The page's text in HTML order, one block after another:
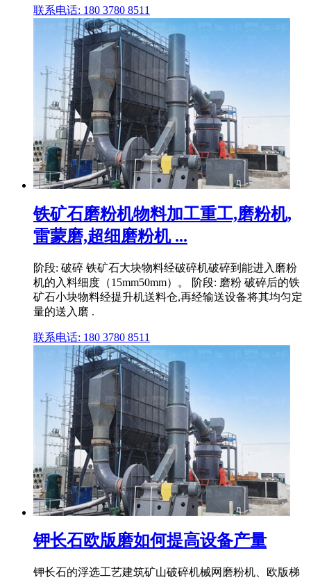
联系电话: 180 3780 8511
铁矿石磨粉机物料加工重工,磨粉机,
雷蒙磨,超细磨粉机 ...
阶段: 破碎 铁矿石大块物料经破碎机破碎到能进入磨粉
机的入料细度（15mm50mm）。 阶段: 磨粉 破碎后的铁
矿石小块物料经提升机送料仓,再经输送设备将其均匀定
量的送入磨 .
联系电话: 180 3780 8511
钾长石欧版磨如何提高设备产量
钾长石的浮选工艺建筑矿山破碎机械网磨粉机、欧版梯